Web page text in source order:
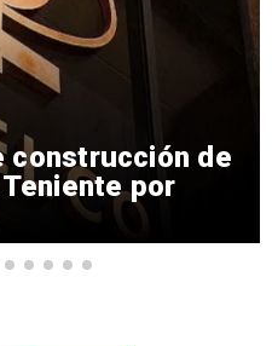
construcción de
por